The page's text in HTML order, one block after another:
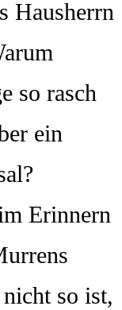
Hausherrn
so rasch
ein
Erinnern
so ist,